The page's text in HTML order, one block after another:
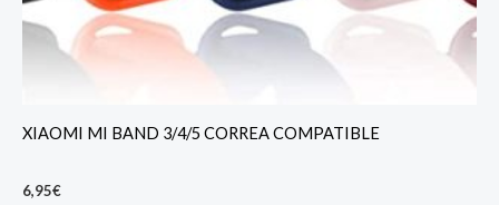
XIAOMI MI BAND 3/4/5 CORREA COMPATIBLE
6,95€